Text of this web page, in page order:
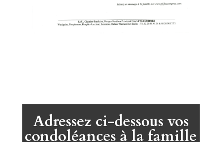
Adressez ci-dessous vos
condoléances à la famille